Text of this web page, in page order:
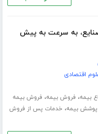
به سرعت به پیش
اقتصادی
بیمه، فروش بیمه، فروش بیمه
پوشش بیمه، خدمات پس از فروش